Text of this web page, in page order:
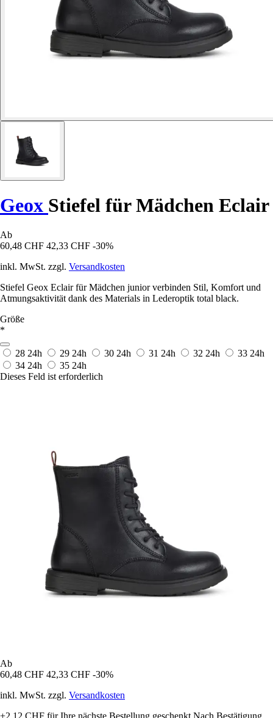
Geox Stiefel für Mädchen Eclair
Ab
60,48 CHF 42,33 CHF -30%
inkl. MwSt. zzgl. Versandkosten
Stiefel Geox Eclair für Mädchen junior verbinden Stil, Komfort und
Atmungsaktivität dank des Materials in Lederoptik total black.
Größe
*
28 24h 29 24h 30 24h 31 24h 32 24h 33 24h
34 24h 35 24h
Dieses Feld ist erforderlich
Ab
60,48 CHF 42,33 CHF -30%
inkl. MwSt. zzgl. Versandkosten